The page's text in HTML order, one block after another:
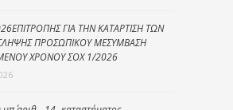
ΓΙΑ ΤΗΝ ΚΑΤΑΡΤΙΣΗ ΤΩΝ
ΠΡΟΣΩΠΙΚΟΥ ΜΕΣΥΜΒΑΣΗ
ΧΡΟΝΟΥ ΣΟΧ 1/2026